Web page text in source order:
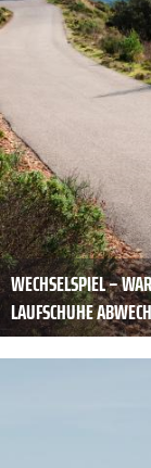
WECHSELSPIEL –
LAUFSCHUHE